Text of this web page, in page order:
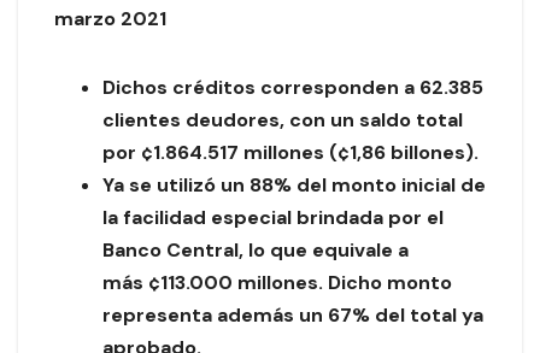
marzo 2021
Dichos créditos corresponden a 62.385
clientes deudores, con un saldo total
por ¢1.864.517 millones (¢1,86 billones).
Ya se utilizó un 88% del monto inicial de
la facilidad especial brindada por el
Banco Central, lo que equivale a
más ¢113.000 millones. Dicho monto
representa además un 67% del total ya
aprobado.